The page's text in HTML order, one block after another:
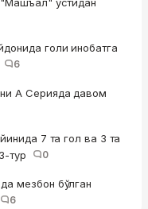
голи инобатга
6
А Серияда давом
7 та гол ва 3 та
тур
0
мезбон бўлган
6